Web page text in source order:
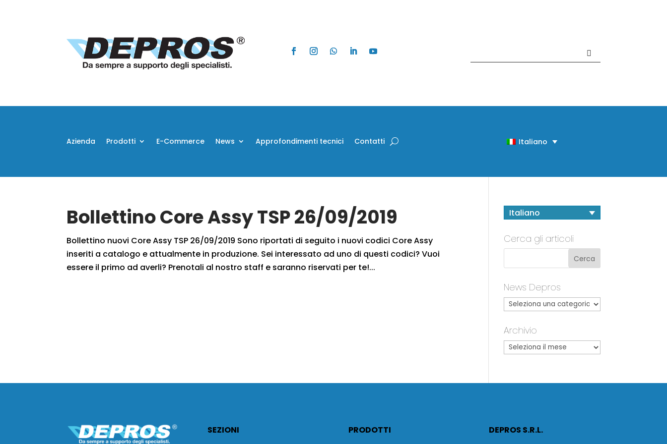
Azienda Prodotti E-Commerce News Approfondimenti tecnici Contatti Italiano
Bollettino Core Assy TSP 26/09/2019
Bollettino nuovi Core Assy TSP 26/09/2019 Sono riportati di seguito i nuovi codici Core Assy
inseriti a catalogo e attualmente in produzione. Sei interessato ad uno di questi codici? Vuoi
essere il primo ad averli? Prenotali al nostro staff e saranno riservati per te!...
Italiano
Cerca gli articoli
News Depros
Archivio
SEZIONI
PRODOTTI
DEPROS S.R.L.